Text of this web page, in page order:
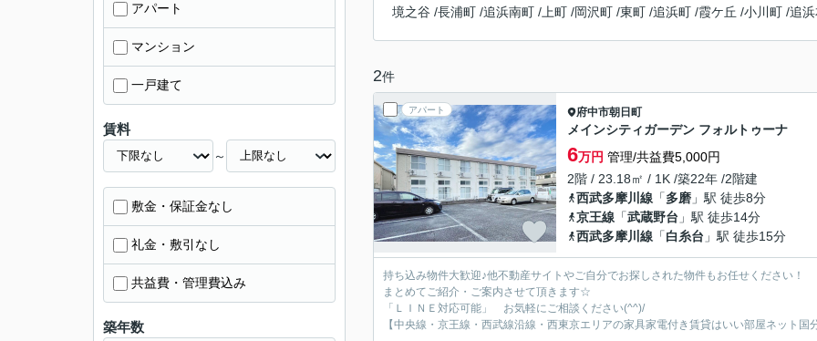
境之谷 /長浦町 /追浜南町 / 上町 /岡沢町 /東町 /追浜町 /霞ケ丘 /小川町 /追
2件
アパート 府中市朝日町
メインシティガーデン フォルトゥーナ
6万円 管理/共益費5,000円
2階 / 23.18㎡ / 1K /築22年 /2階建
西武多摩川線 「多磨 」駅 徒歩8分
京王線 「武蔵野台 」駅 徒歩14分
西武多摩川線 「白糸台 」駅 徒歩15分
持ち込み物件大歓迎♪他不動産サイトやご自分でお探しされた物件もお任せください！
まとめてご紹介・ご案内させて頂きます☆
「ＬＩＮＥ対応可能」 お気軽にご相談ください(^^)/
【中央線・京王線・西武線沿線・西東京エリアの家具家電付き賃貸はいい部屋ネット国
アパート
マンション
一戸建て
賃料
～
敷金・保証金なし
礼金・敷引なし
共益費・管理費込み
築年数